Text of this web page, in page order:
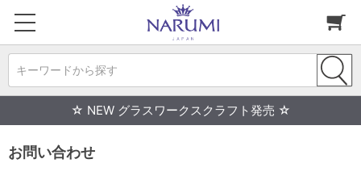
キーワードから探す
☆ NEW グラスワークスクラフト発売 ☆
お問い合わせ